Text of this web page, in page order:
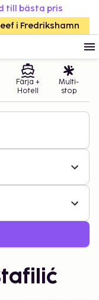
till bästa pris
i Fredrikshamn
Färja +
Hotell
Multi-
stop